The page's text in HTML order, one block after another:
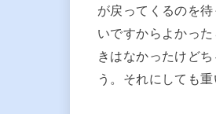
が戻ってくるのを
いですからよかっ
きはなかったけど
う。それにしても重